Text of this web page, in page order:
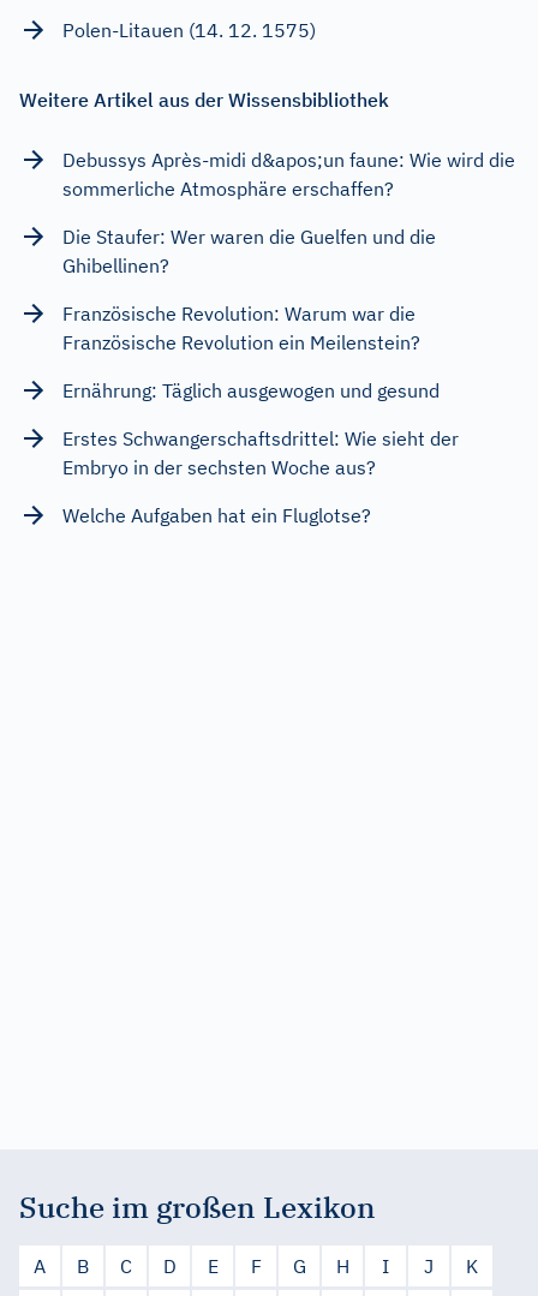
Polen-Litauen (14. 12. 1575)
Weitere Artikel aus der Wissensbibliothek
Debussys Après-midi d&apos;un faune: Wie wird die
sommerliche Atmosphäre erschaffen?
Die Staufer: Wer waren die Guelfen und die
Ghibellinen?
Französische Revolution: Warum war die
Französische Revolution ein Meilenstein?
Ernährung: Täglich ausgewogen und gesund
Erstes Schwangerschaftsdrittel: Wie sieht der
Embryo in der sechsten Woche aus?
Welche Aufgaben hat ein Fluglotse?
Suche im großen Lexikon
A B C D E F G H I J
K